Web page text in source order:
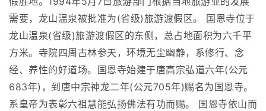
需要，龙山温泉被批准为(省级)旅游渡假区。 国恩寺位于
龙山温泉(省级)旅游渡假区的东侧，总占地面积为六千平
方米。寺院四周古林参天，环境无尘幽静，系修行、念
经、养性的好道场。国恩寺始建于唐高宗弘道六年(公元
683年)，到唐中宗神龙二年(公元705年)赐名为国恩寺。
系皇帝为表彰六祖慧能弘扬佛法有功而赐。 国恩寺依山而